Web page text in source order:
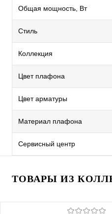
Общая мощность, Вт
Стиль
Коллекция
Цвет плафона
Цвет арматуры
Материал плафона
Сервисный центр
ТОВАРЫ ИЗ